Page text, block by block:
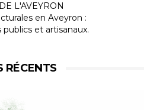
L'AVEYRON
en Aveyron :
et artisanaux.
RÉCENTS